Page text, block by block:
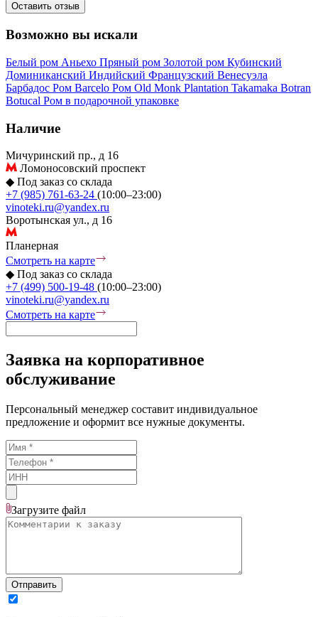
Оставить отзыв
Возможно вы искали
Белый ром Аньехо Пряный ром Золотой ром Кубинский
Доминиканский Индийский Французский Венесуэла
Барбадос Ром Barcelo Ром Old Monk Plantation Takamaka Botran
Botucal Ром в подарочной упаковке
Наличие
Мичуринский пр., д 16
Ломоносовский проспект
◆ Под заказ со склада
+7 (985) 761-63-24 (10:00–23:00)
vinoteki.ru@yandex.ru
Воротынская ул., д 16
Планерная
Смотреть на карте
◆ Под заказ со склада
+7 (499) 500-19-48 (10:00–23:00)
vinoteki.ru@yandex.ru
Смотреть на карте
Заявка на корпоративное
обслуживание
Персональный менеджер составит индивидуальное
предложение и оформит все нужные документы.
Загрузите файл
Отправить